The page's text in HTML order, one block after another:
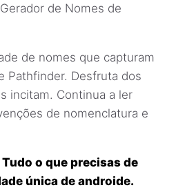
de Nomes de
de nomes que capturam
Pathfinder. Desfruta dos
incitam. Continua a ler
de nomenclatura e
o que precisas de
única de androide.